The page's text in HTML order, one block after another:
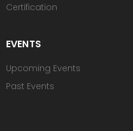
Certification
EVENTS
Upcoming Events
Past Events